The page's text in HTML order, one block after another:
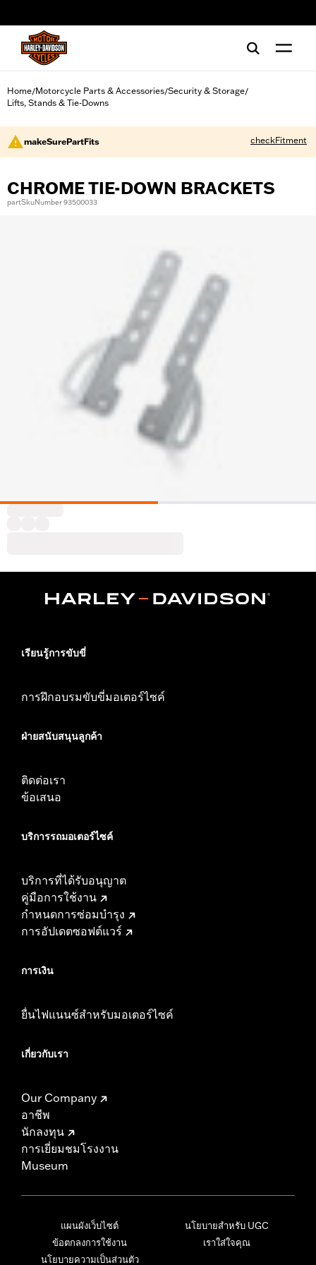
Home/Motorcycle Parts & Accessories/Security & Storage/
Lifts, Stands & Tie-Downs
makeSurePartFits checkFitment
CHROME TIE-DOWN BRACKETS
partSkuNumber 93500033
เรียนรู้การขับขี่
การฝึกอบรมขับขี่มอเตอร์ไซค์
ฝ่ายสนับสนุนลูกค้า
ติดต่อเรา
ข้อเสนอ
บริการรถมอเตอร์ไซค์​
บริการที่ได้รับอนุญาต
คู่มือการใช้งาน
กำหนดการซ่อมบำรุง
การอัปเดตซอฟต์แวร์
การเงิน
ยื่นไฟแนนซ์สำหรับมอเตอร์ไซค์
เกี่ยวกับเรา
Our Company
อาชีพ
นักลงทุน
การเยี่ยมชมโรงงาน
Museum
แผนผังเว็บไซต์
ข้อตกลงการใช้งาน
นโยบายความเป็นส่วนตัว
นโยบายสำหรับ UGC
เราใส่ใจคุณ